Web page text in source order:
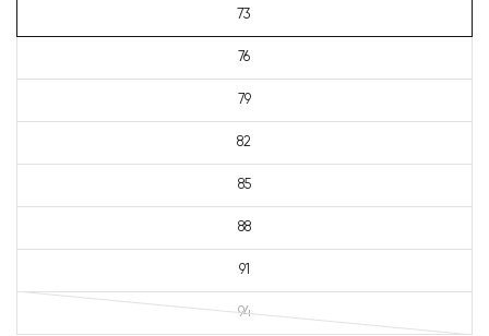
73
76
79
82
85
88
91
94